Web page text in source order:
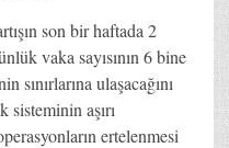
son bir haftada 2
vaka sayısının 6 bine
sınırlarına ulaşacağını
aşırı
ertelenmesi